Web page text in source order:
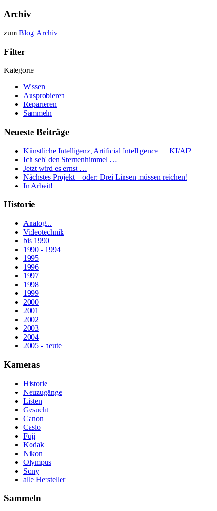
Archiv
zum Blog-Archiv
Filter
Kategorie
Wissen
Ausprobieren
Reparieren
Sammeln
Neueste Beiträge
Künstliche Intelligenz, Artificial Intelligence — KI/AI?
Ich seh' den Sternenhimmel …
Jetzt wird es ernst …
Nächstes Projekt – oder: Drei Linsen müssen reichen!
In Arbeit!
Historie
Analog...
Videotechnik
bis 1990
1990 - 1994
1995
1996
1997
1998
1999
2000
2001
2002
2003
2004
2005 - heute
Kameras
Historie
Neuzugänge
Listen
Gesucht
Canon
Casio
Fuji
Kodak
Nikon
Olympus
Sony
alle Hersteller
Sammeln